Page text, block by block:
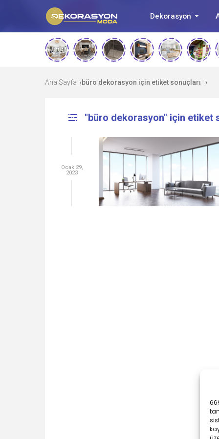
Dekorasyon
Ana Sayfa › büro dekorasyon için etiket sonuçları ›
"büro dekorasyon" için etiket
Ocak 29,
2023